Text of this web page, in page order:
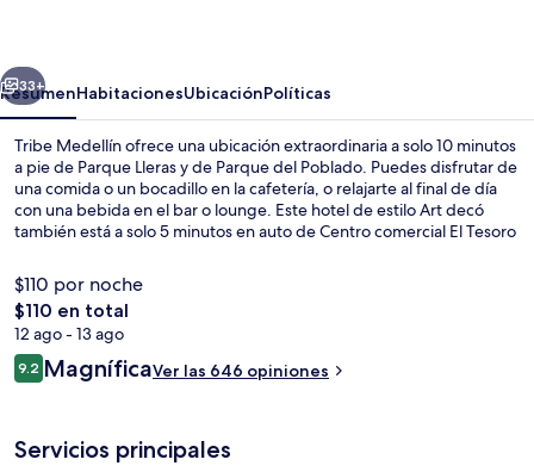
Siguiente
33+
ResumenHabitacionesUbicaciónPolíticas
Tribe Medellín ofrece una ubicación extraordinaria a solo 10 minutos
a pie de Parque Lleras y de Parque del Poblado. Puedes disfrutar de
una comida o un bocadillo en la cafetería, o relajarte al final de día
con una bebida en el bar o lounge. Este hotel de estilo Art decó
también está a solo 5 minutos en auto de Centro comercial El Tesoro
personal amable.
$110 por noche
El
precio
total
es
$110 en total
12 ago - 13 ago
Opiniones
9.29.2 de 10,
MagníficaVer las 646 opiniones
Servicios principales